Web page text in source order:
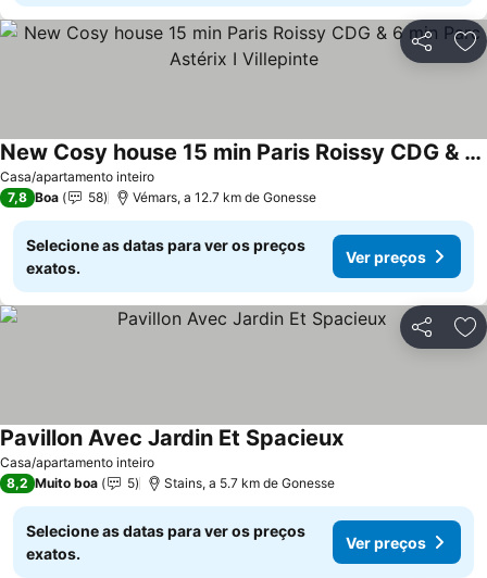
Partilhar
Casa/apartamento inteiro
New Cosy house 15 min Paris Roissy CDG & 6 min Parc Astérix I Villepinte
7,8 Boa 58 Vémars, a 12.7 km de Gonesse
Selecione as datas para ver os preços
exatos.
Ver preços
Partilhar
Casa/apartamento inteiro
Pavillon Avec Jardin Et Spacieux
8,2 Muito boa 5 Stains, a 5.7 km de Gonesse
Selecione as datas para ver os preços
exatos.
Ver preços